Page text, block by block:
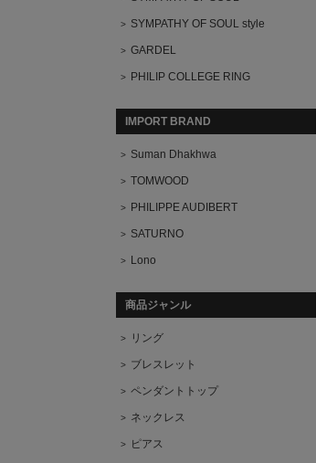
SYMPATHY OF SOUL style
GARDEL
PHILIP COLLEGE RING
IMPORT BRAND
Suman Dhakhwa
TOMWOOD
PHILIPPE AUDIBERT
SATURNO
Lono
商品ジャンル
リング
ブレスレット
ペンダントトップ
ネックレス
ピアス